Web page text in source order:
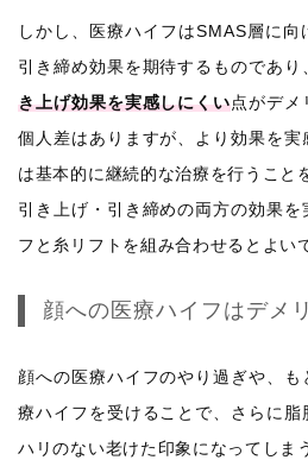
しかし、医療ハイフはSMAS層に向
引き締め効果を期待するものであり
き上げ効果を実感しにくい点がデメ
個人差はありますが、より効果を
は基本的に継続的な治療を行うこと
引き上げ・引き締めの両方の効果
フと糸リフトを組み合わせるとよい
顔への医療ハイフはデメ
顔への医療ハイフのやり過ぎや、
療ハイフを受けることで、さらに脂
ハリのない老けた印象になってしま